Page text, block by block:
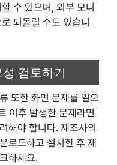
수 있으며, 외부 모니
되돌릴 수도 있습니
검토하기
또한 화면 문제를 일으
이후 발생한 문제라면
해야 합니다. 제조사의
로드하고 설치한 후 재
하세요.